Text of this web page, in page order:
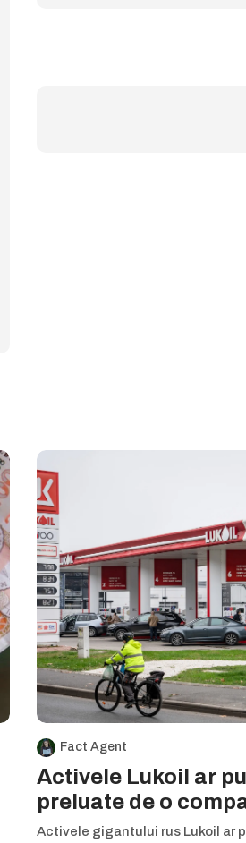
Fact Agent
Activele Lukoil ar
preluate de o
Activele gigantului rus Lukoil ar